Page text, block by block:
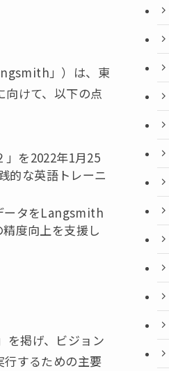
」）は、東
けて、以下の点
を2022年1月25
的な英語トレーニ
ータをLangsmith
度向上を支援し
を掲げ、ビジョン
するための主要